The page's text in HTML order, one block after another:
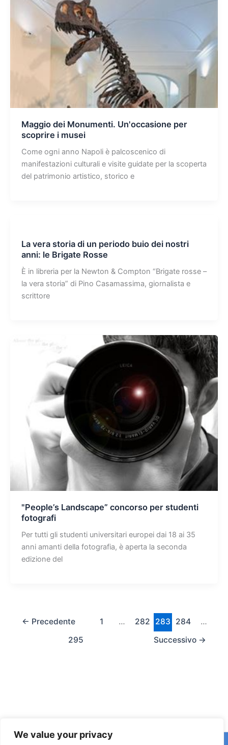
We value your privacy
Maggio dei Monumenti. Un'occasione per
scoprire i musei
Come ogni anno Napoli è palcoscenico di
manifestazioni culturali e visite guidate per la scoperta
del patrimonio artistico, storico e
La vera storia di un periodo buio dei nostri
anni: le Brigate Rosse
È in libreria per la Newton & Compton “Brigate rosse –
la vera storia” di Pino Casamassima, giornalista e
scrittore
"People’s Landscape” concorso per studenti
fotografi
Per tutti gli studenti universitari europei dai 18 ai 35
anni amanti della fotografia, è aperta la seconda
edizione del
← Precedente 1 … 282 283 284
…
295
Successivo →